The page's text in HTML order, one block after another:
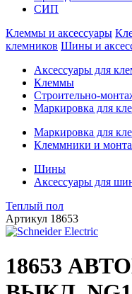
СИП
Клеммы и аксессуары
клемников Шины и
Аксессуары для
Клеммы
Строительно-
Маркировка для
Маркировка для
Клеммники и
Шины
Аксессуары для
Теплый пол
Артикул 18653
18653